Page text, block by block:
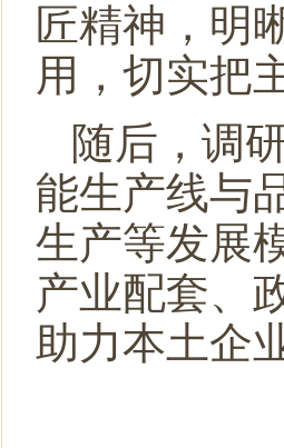
匠精神，明
用，切实把
随后，调
能生产线与
生产等发展
产业配套、
助力本土企